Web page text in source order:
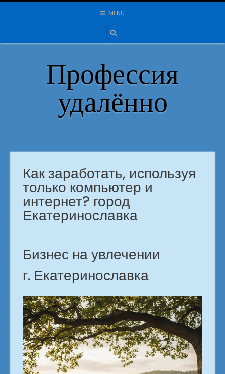
Skip
MENU
Профессия
удалённо
Как заработать, используя
только компьютер и
интернет? город
Екатеринославка
Бизнес на увлечении
г. Екатеринославка